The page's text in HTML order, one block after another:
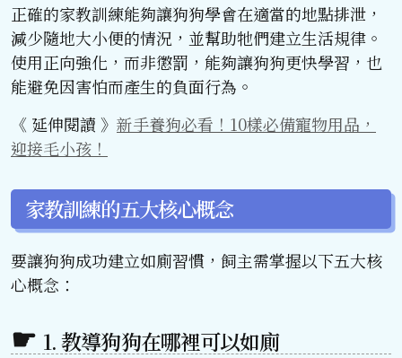
正確的家教訓練能夠讓狗狗學會在適當的地點排泄，
減少隨地大小便的情況，並幫助牠們建立生活規律。
使用正向強化，而非懲罰，能夠讓狗狗更快學習，也
能避免因害怕而產生的負面行為。
《 延伸閱讀 》 新手養狗必看！10樣必備寵物用品，
迎接毛小孩！
家教訓練的五大核心概念
要讓狗狗成功建立如廁習慣，飼主需掌握以下五大核
心概念：
1. 教導狗狗在哪裡可以如廁